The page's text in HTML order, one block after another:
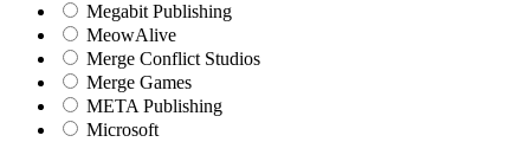
Megabit Publishing
MeowAlive
Merge Conflict Studios
Merge Games
META Publishing
Microsoft